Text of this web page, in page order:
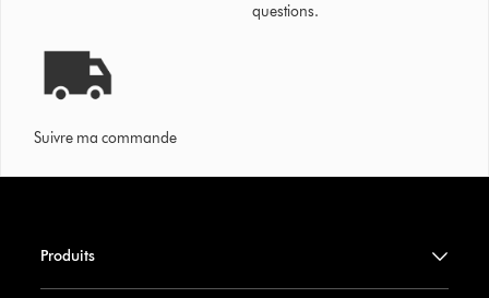
questions.
Suivre ma commande
Produits